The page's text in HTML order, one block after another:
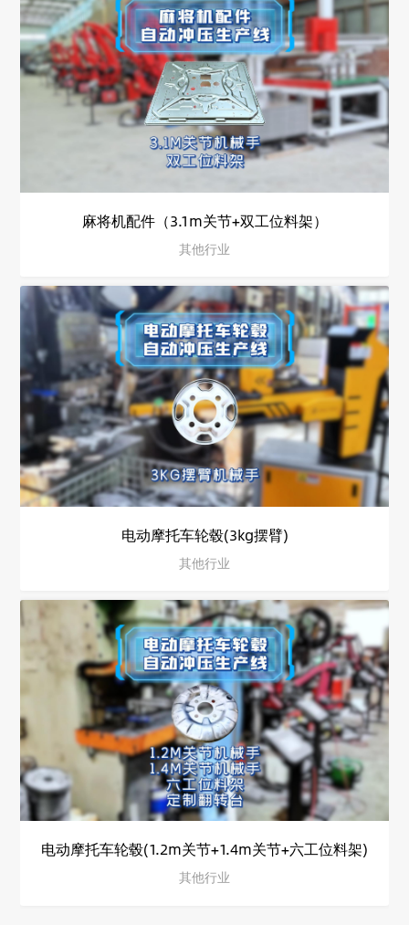
麻将机配件（3.1m关节+双工位料架）
其他行业
电动摩托车轮毂(3kg摆臂)
其他行业
电动摩托车轮毂(1.2m关节+1.4m关节+六工位料架)
其他行业